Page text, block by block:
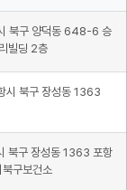
북구 양덕동 648-6 승
리빌딩 2층
시 북구 장성동 1363
북구 장성동 1363 포항
북구보건소